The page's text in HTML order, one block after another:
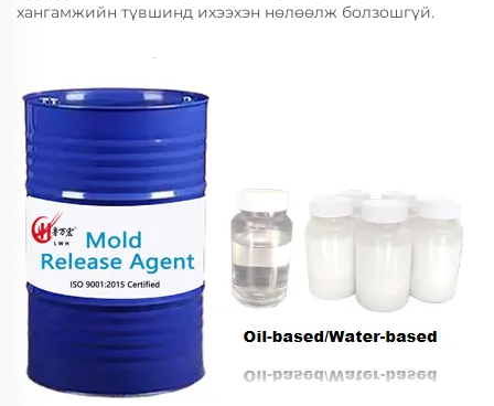
хангамжийн түвшинд ихээхэн нөлөөлж болзошгүй.